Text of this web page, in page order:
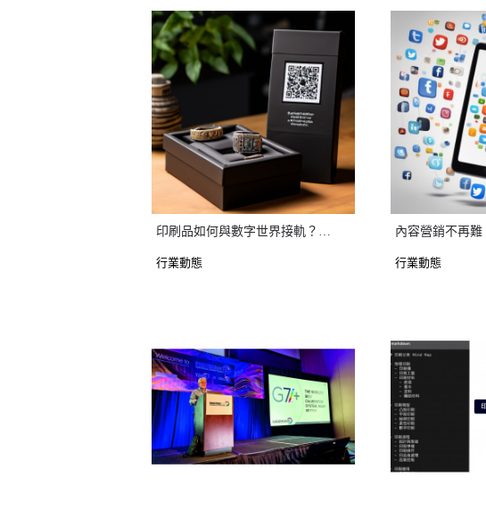
印刷品如何與數字世界接軌？開拓更廣更闊市場？ AI視頻+QR Code賦能印刷人！
行業動態 行業動態